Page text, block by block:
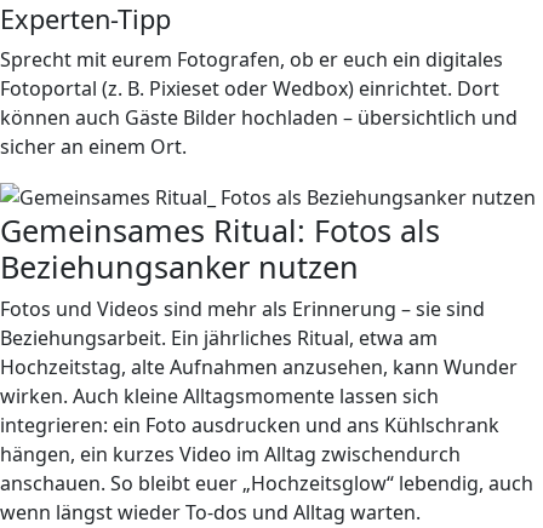
Experten-Tipp
Sprecht mit eurem Fotografen, ob er euch ein digitales
Fotoportal (z. B. Pixieset oder Wedbox) einrichtet. Dort
können auch Gäste Bilder hochladen – übersichtlich und
sicher an einem Ort.
Gemeinsames Ritual: Fotos als
Beziehungsanker nutzen
Fotos und Videos sind mehr als Erinnerung – sie sind
Beziehungsarbeit. Ein jährliches Ritual, etwa am
Hochzeitstag, alte Aufnahmen anzusehen, kann Wunder
wirken. Auch kleine Alltagsmomente lassen sich
integrieren: ein Foto ausdrucken und ans Kühlschrank
hängen, ein kurzes Video im Alltag zwischendurch
anschauen. So bleibt euer „Hochzeitsglow“ lebendig, auch
wenn längst wieder To-dos und Alltag warten.